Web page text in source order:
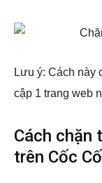
Lưu ý: Cách này
cập 1 trang web
Cách chặn
trên Cốc